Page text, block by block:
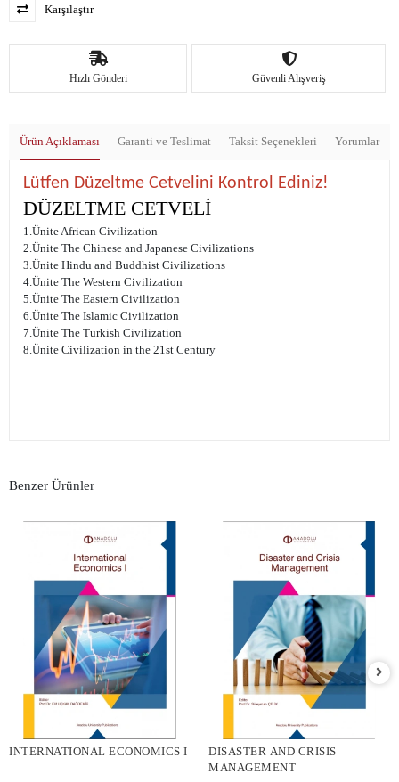
Karşılaştır
Hızlı Gönderi Güvenli Alışveriş
Ürün Açıklaması Garanti ve Teslimat Taksit Seçenekleri Yorumlar
Lütfen Düzeltme Cetvelini Kontrol Ediniz!
DÜZELTME CETVELİ
1.Ünite African Civilization
2.Ünite The Chinese and Japanese Civilizations
3.Ünite Hindu and Buddhist Civilizations
4.Ünite The Western Civilization
5.Ünite The Eastern Civilization
6.Ünite The Islamic Civilization
7.Ünite The Turkish Civilization
8.Ünite Civilization in the 21st Century
Benzer Ürünler
INTERNATIONAL ECONOMICS I
DISASTER AND CRISIS
MANAGEMENT